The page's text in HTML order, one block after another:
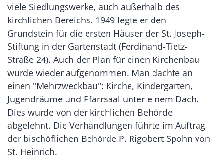
viele Siedlungswerke, auch außerhalb des
kirchlichen Bereichs. 1949 legte er den
Grundstein für die ersten Häuser der St. Joseph-
Stiftung in der Gartenstadt (Ferdinand-Tietz-
Straße 24). Auch der Plan für einen Kirchenbau
wurde wieder aufgenommen. Man dachte an
einen "Mehrzweckbau": Kirche, Kindergarten,
Jugendräume und Pfarrsaal unter einem Dach.
Dies wurde von der kirchlichen Behörde
abgelehnt. Die Verhandlungen führte im Auftrag
der bischöflichen Behörde P. Rigobert Spohn von
St. Heinrich.